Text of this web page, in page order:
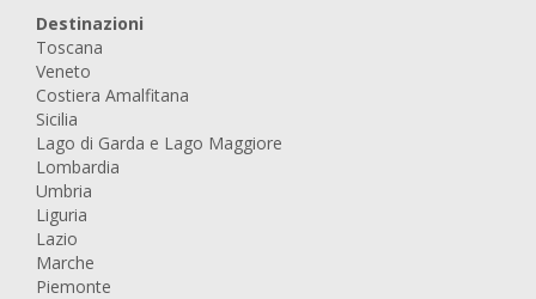
Destinazioni
Toscana
Veneto
Costiera Amalfitana
Sicilia
Lago di Garda e Lago Maggiore
Lombardia
Umbria
Liguria
Lazio
Marche
Piemonte